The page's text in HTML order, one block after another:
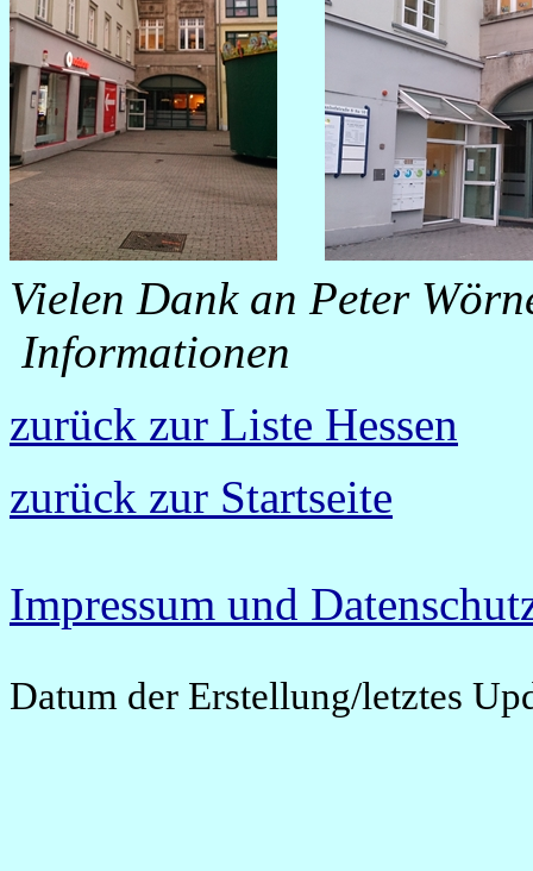
Vielen Dank an Peter
Informationen
zurück zur Liste Hessen
zurück zur Startseite
Impressum und
Datum der Erstellung/letztes